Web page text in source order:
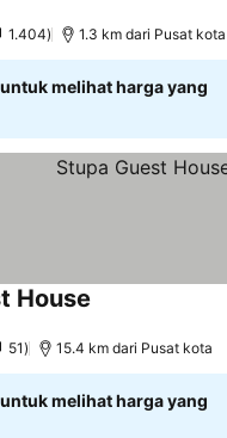
1.404 1.3 km dari Pusat kota
melihat harga yang
House
51 15.4 km dari Pusat kota
melihat harga yang